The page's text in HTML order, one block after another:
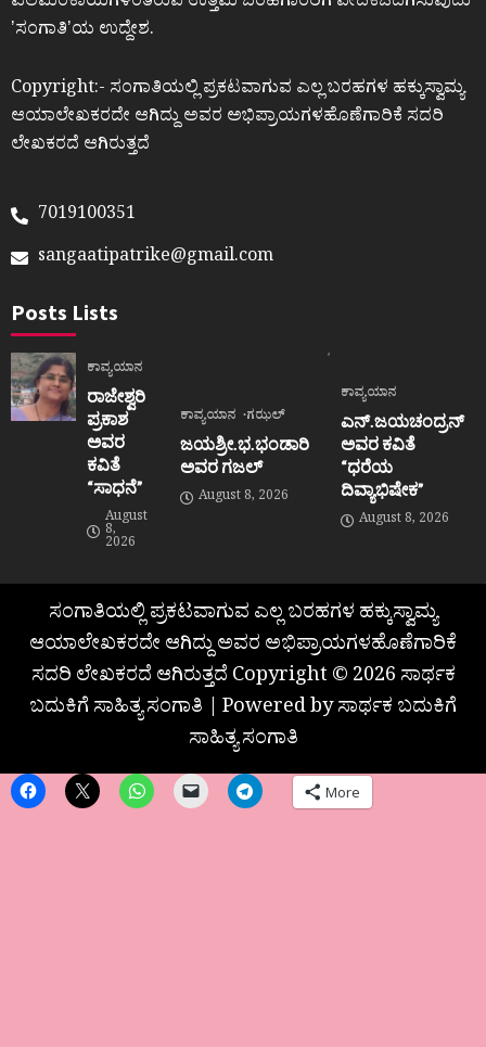
ʼಸಂಗಾತಿʼಯ ಉದ್ದೇಶ.
Copyright:- ಸಂಗಾತಿಯಲ್ಲಿ ಪ್ರಕಟವಾಗುವ ಎಲ್ಲ ಬರಹಗಳ ಹಕ್ಕುಸ್ವಾಮ್ಯ
ಆಯಾಲೇಖಕರದೇ ಆಗಿದ್ದು ಅವರ ಅಭಿಪ್ರಾಯಗಳಹೊಣೆಗಾರಿಕೆ ಸದರಿ
ಲೇಖಕರದೆ ಆಗಿರುತ್ತದೆ
7019100351
sangaatipatrike@gmail.com
Posts Lists
ಕಾವ್ಯಯಾನ
ರಾಜೇಶ್ವರಿ
ಪ್ರಕಾಶ
ಅವರ
ಕವಿತೆ
“ಸಾಧನೆ”
August
8,
2026
ಕಾವ್ಯಯಾನ ಗಝಲ್
ಜಯಶ್ರೀ.ಭ.ಭಂಡಾರಿ
ಅವರ ಗಜಲ್
August 8, 2026
ಕಾವ್ಯಯಾನ
ಎನ್.ಜಯಚಂದ್ರನ್
ಅವರ ಕವಿತೆ
“ಧರೆಯ
ದಿವ್ಯಾಭಿಷೇಕ”
August 8, 2026
ಸಂಗಾತಿಯಲ್ಲಿ ಪ್ರಕಟವಾಗುವ ಎಲ್ಲ ಬರಹಗಳ ಹಕ್ಕುಸ್ವಾಮ್ಯ
ಆಯಾಲೇಖಕರದೇ ಆಗಿದ್ದು ಅವರ ಅಭಿಪ್ರಾಯಗಳಹೊಣೆಗಾರಿಕೆ
ಸದರಿ ಲೇಖಕರದೆ ಆಗಿರುತ್ತದೆ Copyright © 2026 ಸಾರ್ಥಕ
ಬದುಕಿಗೆ ಸಾಹಿತ್ಯ ಸಂಗಾತಿ | Powered by ಸಾರ್ಥಕ ಬದುಕಿಗೆ
ಸಾಹಿತ್ಯ ಸಂಗಾತಿ
More